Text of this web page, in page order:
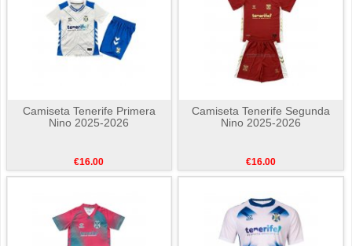
Camiseta Tenerife Primera
Nino 2025-2026
€16.00
Camiseta Tenerife Segunda
Nino 2025-2026
€16.00